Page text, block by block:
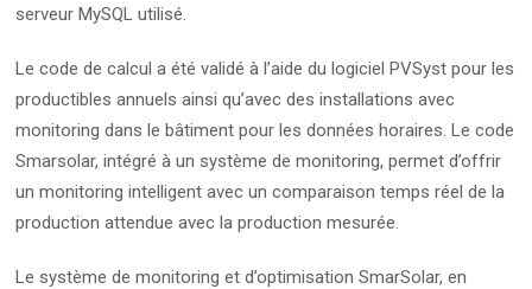
serveur MySQL utilisé.
Le code de calcul a été validé à l’aide du logiciel PVSyst pour les
productibles annuels ainsi qu’avec des installations avec
monitoring dans le bâtiment pour les données horaires. Le code
Smarsolar, intégré à un système de monitoring, permet d’offrir
un monitoring intelligent avec un comparaison temps réel de la
production attendue avec la production mesurée.
Le système de monitoring et d’optimisation SmarSolar, en